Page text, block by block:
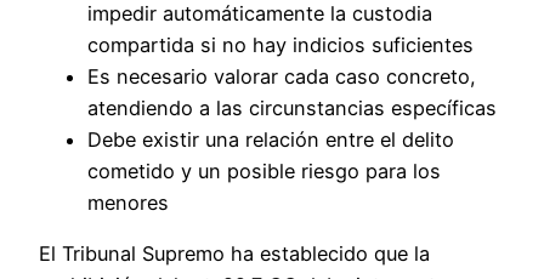
impedir automáticamente la custodia
compartida si no hay indicios suficientes
Es necesario valorar cada caso concreto,
atendiendo a las circunstancias específicas
Debe existir una relación entre el delito
cometido y un posible riesgo para los
menores
El Tribunal Supremo ha establecido que la